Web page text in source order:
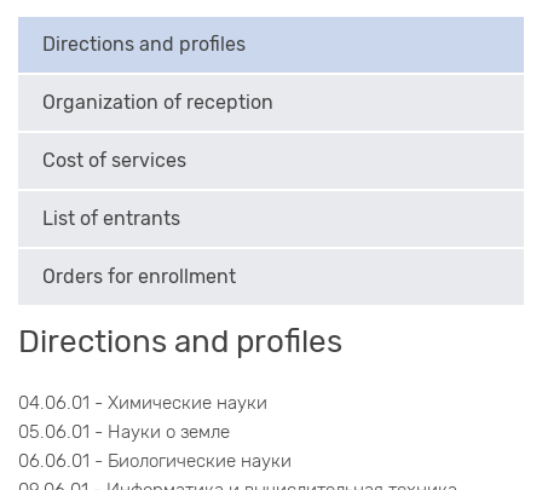
Directions and profiles
Organization of reception
Cost of services
List of entrants
Orders for enrollment
Directions and profiles
04.06.01 - Химические науки
05.06.01 - Науки о земле
06.06.01 - Биологические науки